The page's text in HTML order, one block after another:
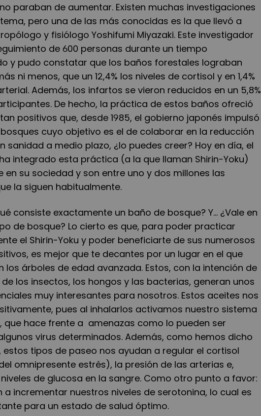
paraban de aumentar. Existen muchas investigaciones
pero una de las más conocidas es la que llevó a
y fisiólogo Yoshifumi Miyazaki. Este investigador
de 600 personas durante un tiempo
y pudo constatar que los baños forestales lograban
ni menos, que un 12,4% los niveles de cortisol y en 1,4%
Además, los infartos se vieron reducidos en un 5,8%
De hecho, la práctica de estos baños ofreció
positivos que, desde 1985, el gobierno japonés impulsó
cuyo objetivo es el de colaborar en la reducción
sanidad a medio plazo, ¿lo puedes creer? Hoy en día, el
integrado esta práctica (a la que llaman Shirin-Yoku)
en su sociedad y son entre uno y dos millones las
la siguen habitualmente.
consiste exactamente un baño de bosque? Y... ¿Vale en
de bosque? Lo cierto es que, para poder practicar
el Shirin-Yoku y poder beneficiarte de sus numerosos
es mejor que te decantes por un lugar en el que
los árboles de edad avanzada. Estos, con la intención de
los insectos, los hongos y las bacterias, generan unos
muy interesantes para nosotros. Estos aceites nos
pues al inhalarlos activamos nuestro sistema
que hace frente a amenazas como lo pueden ser
virus determinados. Además, como hemos dicho
estos tipos de paseo nos ayudan a regular el cortisol
omnipresente estrés), la presión de las arterias e,
de glucosa en la sangre. Como otro punto a favor:
a incrementar nuestros niveles de serotonina, lo cual es
para un estado de salud óptimo.